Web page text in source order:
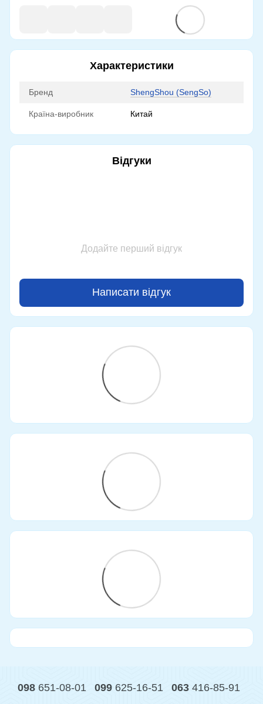
Характеристики
Бренд ShengShou (SengSo)
Країна-виробник Китай
Відгуки
Додайте перший відгук
Написати відгук
098 651-08-01 099 625-16-51 063 416-85-91